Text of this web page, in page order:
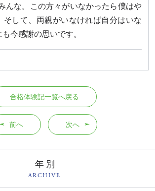
年別
ARCHIVE
んな。この方々がいなかったら僕はや
そして、両親がいなければ自分はいな
今感謝の思いです。
前へ
合格体験記一覧へ戻る
次へ